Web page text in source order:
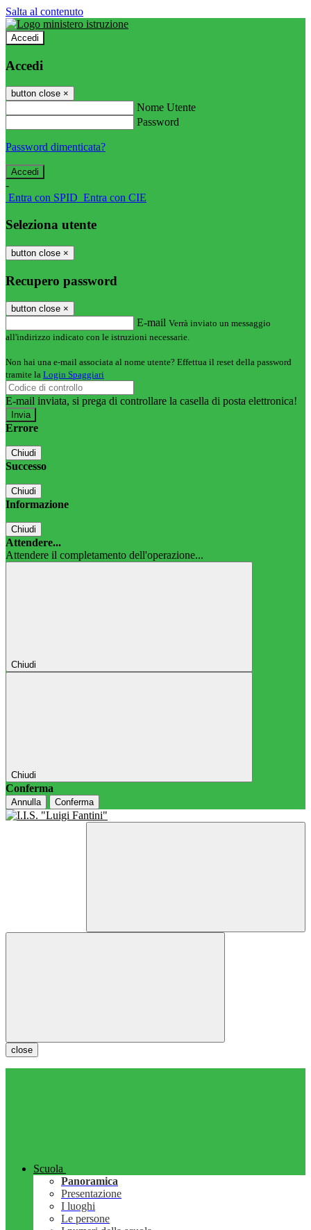
Salta al contenuto
Accedi
Accedi
button close ×
Nome Utente
Password
Password dimenticata?
-
Entra con SPID Entra con CIE
Seleziona utente
button close ×
Recupero password
button close ×
E-mail Verrà inviato un messaggio
all'indirizzo indicato con le istruzioni necessarie.
Non hai una e-mail associata al nome utente? Effettua il reset della password
tramite la Login Spaggiari
E-mail inviata, si prega di controllare la casella di posta elettronica!
Errore
Chiudi
Successo
Chiudi
Informazione
Chiudi
Attendere...
Attendere il completamento dell'operazione...
Chiudi
Chiudi
Conferma
Annulla Conferma
close
Scuola
Panoramica
Presentazione
I luoghi
Le persone